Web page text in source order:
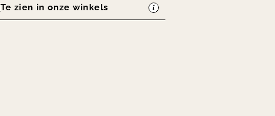
Te zien in onze winkels